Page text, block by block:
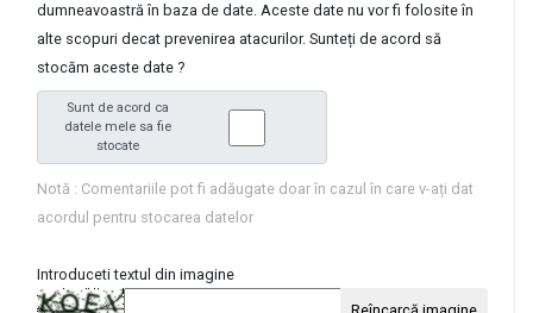
dumneavoastră în baza de date. Aceste date nu vor fi folosite în
alte scopuri decat prevenirea atacurilor. Sunteți de acord să
stocăm aceste date ?
Sunt de acord ca
datele mele sa fie
stocate
Notă : Comentariile pot fi adăugate doar în cazul în care v-ați dat
acordul pentru stocarea datelor
Introduceti textul din imagine